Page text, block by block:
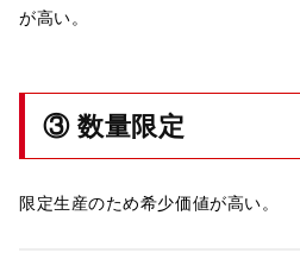
が高い。
③ 数量限定
限定生産のため希少価値が高い。